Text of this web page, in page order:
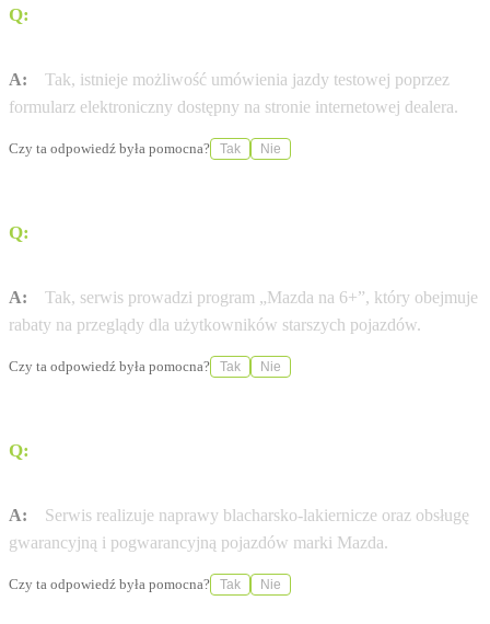
Q:
A:
Tak, istnieje możliwość umówienia jazdy testowej poprzez
formularz elektroniczny dostępny na stronie internetowej dealera.
Czy ta odpowiedź była pomocna? Tak Nie
Q:
A:
Tak, serwis prowadzi program „Mazda na 6+”, który obejmuje
rabaty na przeglądy dla użytkowników starszych pojazdów.
Czy ta odpowiedź była pomocna? Tak Nie
Q:
A:
Serwis realizuje naprawy blacharsko-lakiernicze oraz obsługę
gwarancyjną i pogwarancyjną pojazdów marki Mazda.
Czy ta odpowiedź była pomocna? Tak Nie